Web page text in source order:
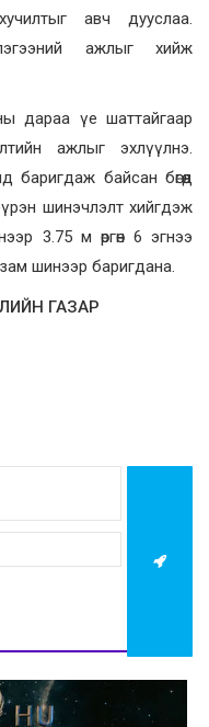
авч дууслаа.
ажлыг хийж
дараа үе шаттайгаар
ажлыг эхлүүлнэ.
байсан бөгөөд
шинэчлэлт хийгдэж
3.75 м өргөн 6 эгнээ
шинээр баригдана.
ГАЗАР